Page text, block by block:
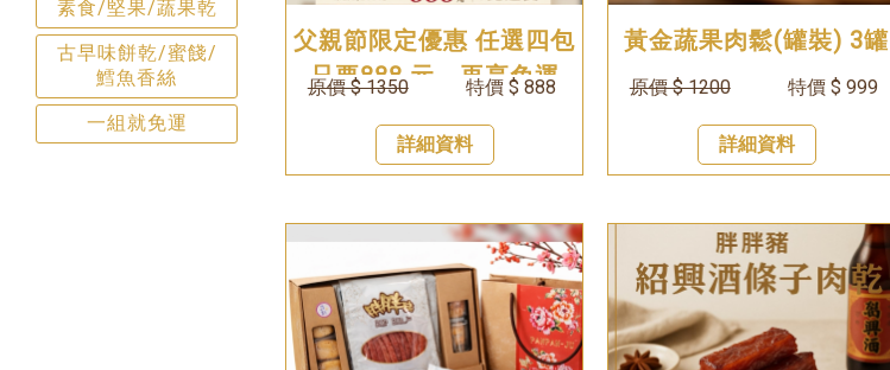
素食/堅果/蔬果乾
古早味餅乾/蜜餞/
鱈魚香絲
一組就免運
父親節限定優惠 任選四包
只要888 元，再享免運
原價 $ 1350 特價 $ 888
詳細資料
黃金蔬果肉鬆(罐裝) 3罐
原價 $ 1200 特價 $ 999
詳細資料